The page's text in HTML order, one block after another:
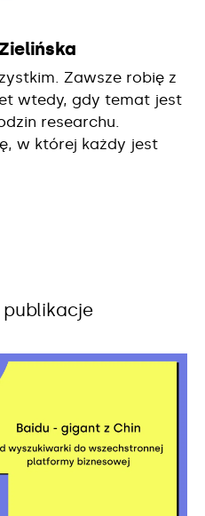
Zawsze robię z
wtedy, gdy temat jest
researchu.
w której każdy jest
publikacje